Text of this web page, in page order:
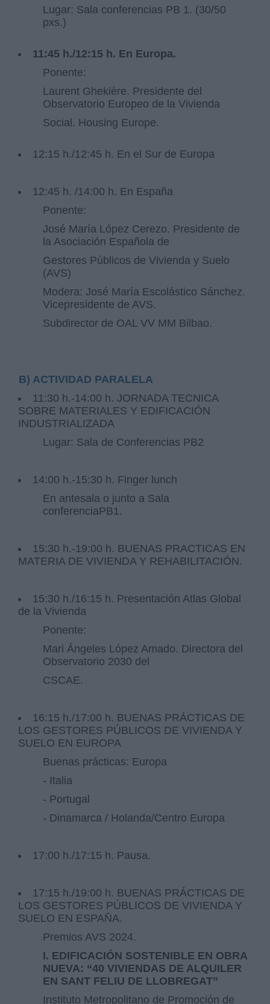
Lugar: Sala conferencias PB 1. (30/50
pxs.)
11:45 h./12:15 h. En Europa.
Ponente:
Laurent Ghekière. Presidente del
Observatorio Europeo de la Vivienda
Social. Housing Europe.
12:15 h./12:45 h. En el Sur de Europa
12:45 h. /14:00 h. En España
Ponente:
José María López Cerezo. Presidente de
la Asociación Española de
Gestores Públicos de Vivienda y Suelo
(AVS)
Modera: José María Escolástico Sánchez.
Vicepresidente de AVS.
Subdirector de OAL VV MM Bilbao.
B) ACTIVIDAD PARALELA
11:30 h.-14:00 h. JORNADA TECNICA
SOBRE MATERIALES Y EDIFICACIÓN
INDUSTRIALIZADA
Lugar: Sala de Conferencias PB2
14:00 h.-15:30 h. Finger lunch
En antesala o junto a Sala
conferenciaPB1.
15:30 h.-19:00 h. BUENAS PRACTICAS EN
MATERIA DE VIVIENDA Y REHABILITACIÓN.
15:30 h./16:15 h. Presentación Atlas Global
de la Vivienda
Ponente:
Mari Ángeles López Amado. Directora del
Observatorio 2030 del
CSCAE.
16:15 h./17:00 h. BUENAS PRÁCTICAS DE
LOS GESTORES PÚBLICOS DE VIVIENDA Y
SUELO EN EUROPA
Buenas prácticas: Europa
- Italia
- Portugal
- Dinamarca / Holanda/Centro Europa
17:00 h./17:15 h. Pausa.
17:15 h./19:00 h. BUENAS PRÁCTICAS DE
LOS GESTORES PÚBLICOS DE VIVIENDA Y
SUELO EN ESPAÑA.
Premios AVS 2024.
I. EDIFICACIÓN SOSTENIBLE EN OBRA
NUEVA: “40 VIVIENDAS DE ALQUILER
EN SANT FELIU DE LLOBREGAT”
Instituto Metropolitano de Promoción de